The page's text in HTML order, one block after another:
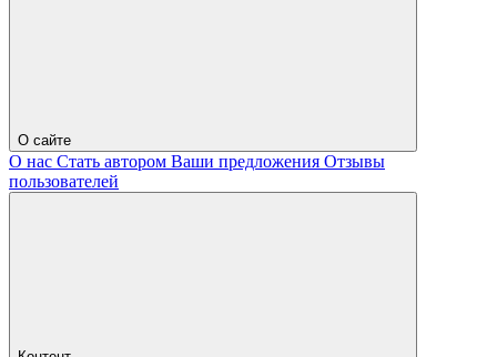
О сайте
О нас Стать автором Ваши предложения Отзывы
пользователей